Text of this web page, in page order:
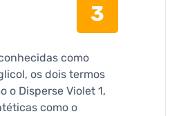
3
como
os dois termos
o Disperse Violet 1,
como o